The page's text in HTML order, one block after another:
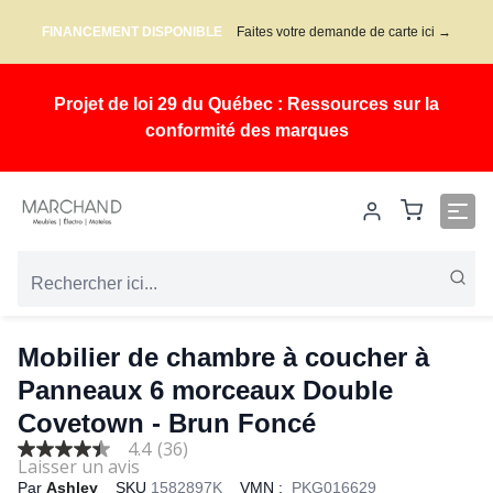
FINANCEMENT DISPONIBLE Faites votre demande de carte ici →
Projet de loi 29 du Québec : Ressources sur la
conformité des marques
Mobilier de chambre à coucher à
Panneaux 6 morceaux Double
Covetown - Brun Foncé
4.4
out
4.4 (36)
Par Ashley SKU 1582897K VMN : PKG016629